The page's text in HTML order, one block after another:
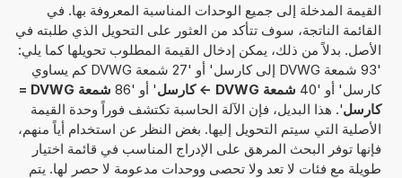
القيمة المدخلة إلى جميع الوحدات المناسبة المعروفة بها. في
القائمة الناتجة، سوف تتأكد من العثور على التحويل الذي طلبته في
الأصل. بدلاً من ذلك، يمكن إدخال القيمة المطلوب تحويلها كما يلي:
'93 شمعة DVWG إلى كارسل' أو '27 شمعة DVWG كم يساوي
كارسل' أو '40
شمعة DVWG -> كارسل ' أو '86
شمعة DVWG =
كارسل'. هذا البديل، فإن الآلة الحاسبة تكتشف فوراً وحدة القيمة
الأصلية التي سيتم التحويل إليها. بغض النظر عن استخدام أياً منهم،
فإنها توفر البحث المرهق على الإدراج المناسب في قائمة اختيار
طويلة مع فئات لا تعد ولا تحصى ووحدات مدعومة لا حصر لها. يتم